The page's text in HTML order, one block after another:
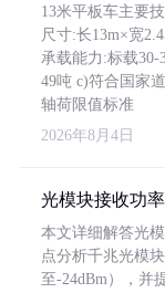
13米平板车主要
尺寸:长13m×宽
承载能力:标载30-
49吨 c)符合国家
轴荷限值标准
2026年8月4日
光模块接收功
本文详细解答光
点分析千兆光模
至-24dBm），并